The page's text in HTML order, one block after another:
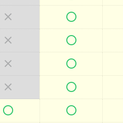
 
 
 
 
 